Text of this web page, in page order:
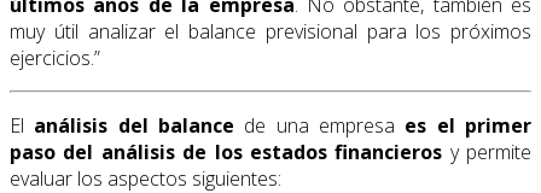
muy útil analizar el ba­lance previsional para los próximos
ejercicios.”
El análisis del balance de una empresa es el primer
paso del análisis de los estados financieros y permite
evaluar los aspectos siguientes: